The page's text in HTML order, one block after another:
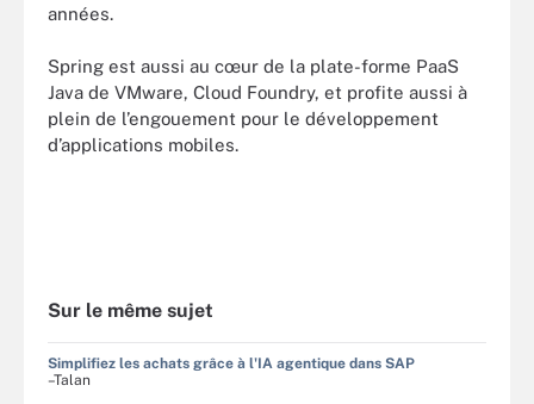
années.
Spring est aussi au cœur de la plate-forme PaaS
Java de VMware, Cloud Foundry, et profite aussi à
plein de l’engouement pour le développement
d’applications mobiles.
Sur le même sujet
Simplifiez les achats grâce à l'IA agentique dans SAP
–Talan